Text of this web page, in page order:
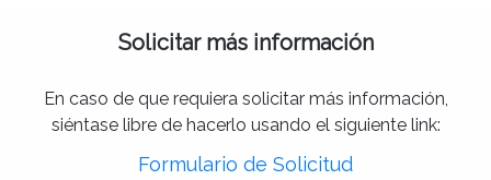
Solicitar más información
En caso de que requiera solicitar más información,
siéntase libre de hacerlo usando el siguiente link:
Formulario de Solicitud